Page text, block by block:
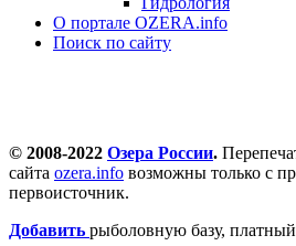
О портале OZERA.info
Поиск по сайту
© 2008-2022 Озера России.
сайта ozera.info возможны только с
первоисточник.
Добавить рыболовную базу,